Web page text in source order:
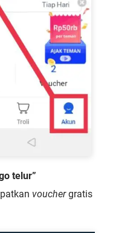
telur”
vouchergratis